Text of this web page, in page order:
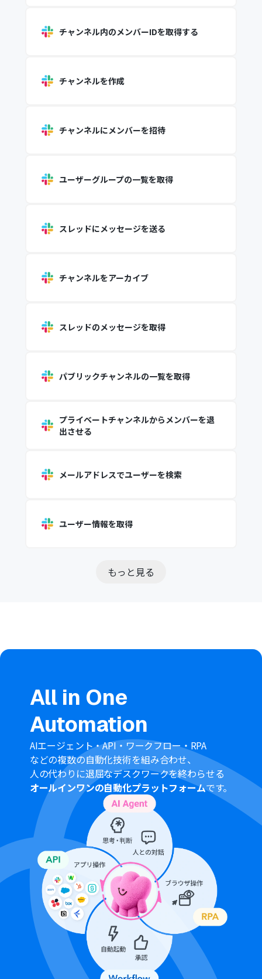
チャンネル内のメンバーIDを取得する
チャンネルを作成
チャンネルにメンバーを招待
ユーザーグループの一覧を取得
スレッドにメッセージを送る
チャンネルをアーカイブ
スレッドのメッセージを取得
パブリックチャンネルの一覧を取得
プライベートチャンネルからメンバーを退
出させる
メールアドレスでユーザーを検索
ユーザー情報を取得
もっと見る
All in One
Automation
AIエージェント・API・ワークフロー・RPA
などの複数の自動化技術を組み合わせ、
人の代わりに退屈なデスクワークを終わらせる
オールインワンの自動化プラットフォームです。